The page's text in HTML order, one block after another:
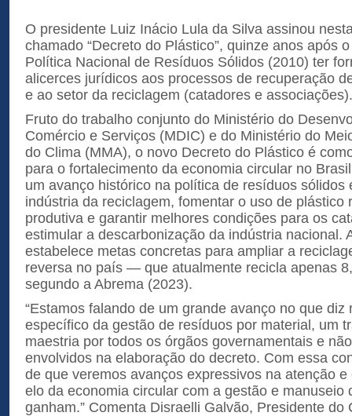
O presidente Luiz Inácio Lula da Silva assinou
chamado “Decreto do Plástico”, quinze anos após
Política Nacional de Resíduos Sólidos (2010) ter
alicerces jurídicos aos processos de recuperação
e ao setor da reciclagem (catadores e associações).
Fruto do trabalho conjunto do Ministério do
Comércio e Serviços (MDIC) e do Ministério do
do Clima (MMA), o novo Decreto do Plástico é
para o fortalecimento da economia circular no
um avanço histórico na política de resíduos sólidos
indústria da reciclagem, fomentar o uso de plástico
produtiva e garantir melhores condições para os
estimular a descarbonização da indústria nacional.
estabelece metas concretas para ampliar a
reversa no país — que atualmente recicla apenas
segundo a Abrema (2023).
“Estamos falando de um grande avanço no que diz
específico da gestão de resíduos por material, um
maestria por todos os órgãos governamentais e
envolvidos na elaboração do decreto. Com essa
de que veremos avanços expressivos na atenção
elo da economia circular com a gestão e manuseio
ganham.” Comenta Disraelli Galvão, Presidente do